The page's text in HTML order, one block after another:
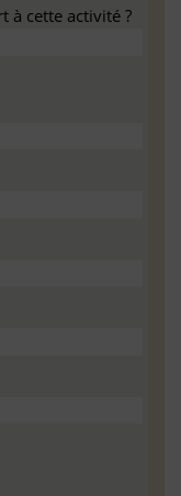
à cette activité ?